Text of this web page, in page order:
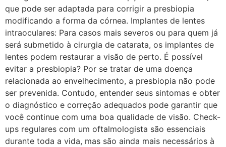
que pode ser adaptada para corrigir a presbiopia
modificando a forma da córnea. Implantes de lentes
intraoculares: Para casos mais severos ou para quem já
será submetido à cirurgia de catarata, os implantes de
lentes podem restaurar a visão de perto. É possível
evitar a presbiopia? Por se tratar de uma doença
relacionada ao envelhecimento, a presbiopia não pode
ser prevenida. Contudo, entender seus sintomas e obter
o diagnóstico e correção adequados pode garantir que
você continue com uma boa qualidade de visão. Check-
ups regulares com um oftalmologista são essenciais
durante toda a vida, mas são ainda mais necessários à